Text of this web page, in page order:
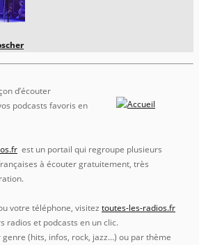
d’écouter
podcasts favoris en
est un portail qui regroupe plusieurs
à écouter gratuitement, très
votre téléphone, visitez toutes-les-radios.fr
radios et podcasts en un clic.
(hits, infos, rock, jazz…) ou par thème